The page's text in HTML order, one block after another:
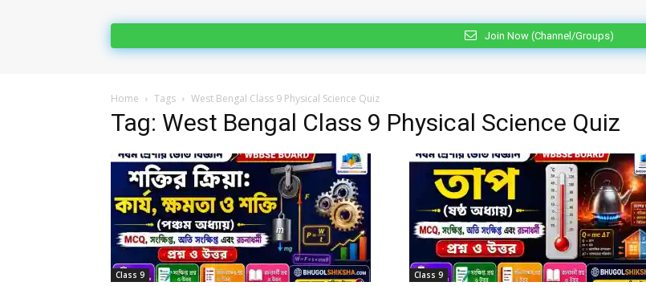
Join Now (Channel/Groups)
Home Tags West Bengal Class 9 Physical Science Quiz
Tag: West Bengal Class 9 Physical Science Quiz
Class 9 Class 9